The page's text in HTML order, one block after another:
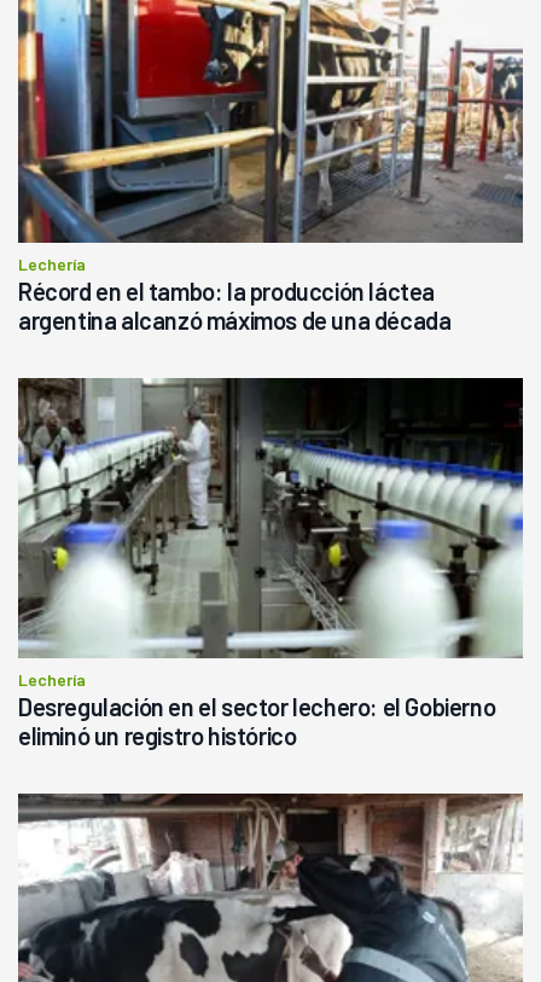
Lechería
Récord en el tambo: la producción láctea
argentina alcanzó máximos de una década
Lechería
Desregulación en el sector lechero: el Gobierno
eliminó un registro histórico